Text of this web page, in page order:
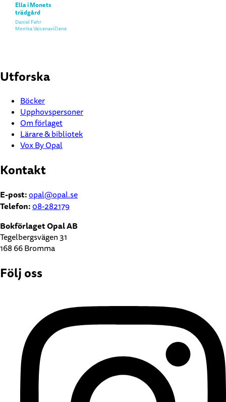
Ella i Monets
trädgård
Daniel Fehr
Monika Vaicenavičiene
Utforska
Böcker
Upphovspersoner
Om förlaget
Lärare & bibliotek
Vox By Opal
Kontakt
E-post:opal@opal.se
Telefon:08-282179
Bokförlaget Opal AB
Tegelbergsvägen 31
168 66 Bromma
Följ oss